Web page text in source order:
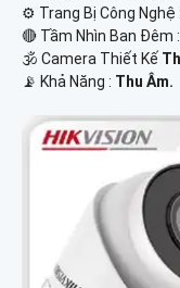
⚙ Trang Bị Công Nghệ :
🔴 Tầm Nhìn Ban Đêm :
🕉️ Camera Thiết Kế
️📡 Khả Năng : Thu Âm.